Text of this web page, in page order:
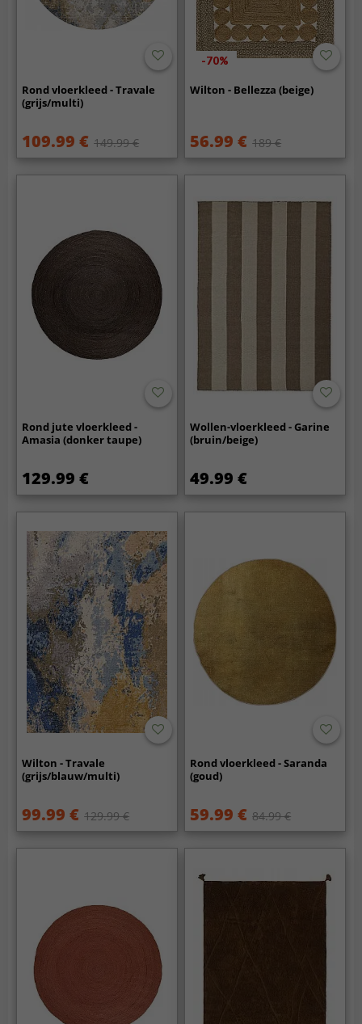
Rond vloerkleed - Travale
(grijs/multi)
109.99 € 149.99 €
-70%
Wilton - Bellezza (beige)
56.99 € 189 €
Rond jute vloerkleed -
Amasia (donker taupe)
129.99 €
Wollen-vloerkleed - Garine
(bruin/beige)
49.99 €
Wilton - Travale
(grijs/blauw/multi)
99.99 € 129.99 €
Rond vloerkleed - Saranda
(goud)
59.99 € 84.99 €